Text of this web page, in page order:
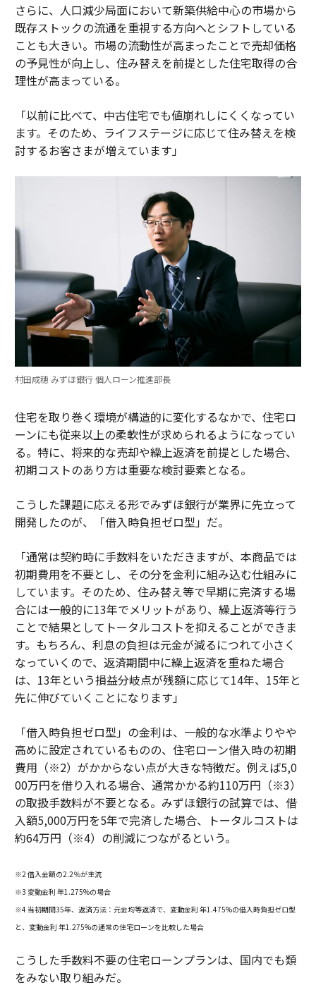
さらに、人口減少局面において新築供給中心の市場から
既存ストックの流通を重視する方向へとシフトしている
ことも大きい。市場の流動性が高まったことで売却価格
の予見性が向上し、住み替えを前提とした住宅取得の合
理性が高まっている。
「以前に比べて、中古住宅でも値崩れしにくくなってい
ます。そのため、ライフステージに応じて住み替えを検
討するお客さまが増えています」
村田成穂 みずほ銀行 個人ローン推進部長
住宅を取り巻く環境が構造的に変化するなかで、住宅ロ
ーンにも従来以上の柔軟性が求められるようになってい
る。特に、将来的な売却や繰上返済を前提とした場合、
初期コストのあり方は重要な検討要素となる。
こうした課題に応える形でみずほ銀行が業界に先立って
開発したのが、「借入時負担ゼロ型」だ。
「通常は契約時に手数料をいただきますが、本商品では
初期費用を不要とし、その分を金利に組み込む仕組みに
しています。そのため、住み替え等で早期に完済する場
合には一般的に13年でメリットがあり、繰上返済等行う
ことで結果としてトータルコストを抑えることができま
す。もちろん、利息の負担は元金が減るにつれて小さく
なっていくので、返済期間中に繰上返済を重ねた場合
は、13年という損益分岐点が残額に応じて14年、15年と
先に伸びていくことになります」
「借入時負担ゼロ型」の金利は、一般的な水準よりやや
高めに設定されているものの、住宅ローン借入時の初期
費用（※2）がかからない点が大きな特徴だ。例えば5,0
00万円を借り入れる場合、通常かかる約110万円（※3）
の取扱手数料が不要となる。みずほ銀行の試算では、借
入額5,000万円を5年で完済した場合、トータルコストは
約64万円（※4）の削減につながるという。
※2 借入金額の2.2％が主流
※3 変動金利 年1.275%の場合
※4 当初期間35年、返済方法：元金均等返済で、変動金利 年1.475%の借入時負担ゼロ型
と、変動金利 年1.275%の通常の住宅ローンを比較した場合
こうした手数料不要の住宅ローンプランは、国内でも類
をみない取り組みだ。